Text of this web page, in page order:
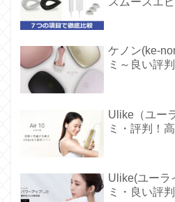
ケノン(ke-
ミ～良い評
Ulike（ユー
ミ・評判！
Ulike(ユーラ
ミ・良い評